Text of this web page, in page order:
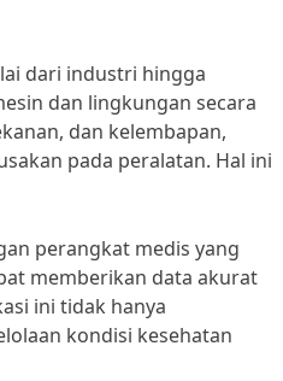
dari industri hingga
dan lingkungan secara
dan kelembapan,
pada peralatan. Hal ini
perangkat medis yang
memberikan data akurat
ini tidak hanya
kondisi kesehatan